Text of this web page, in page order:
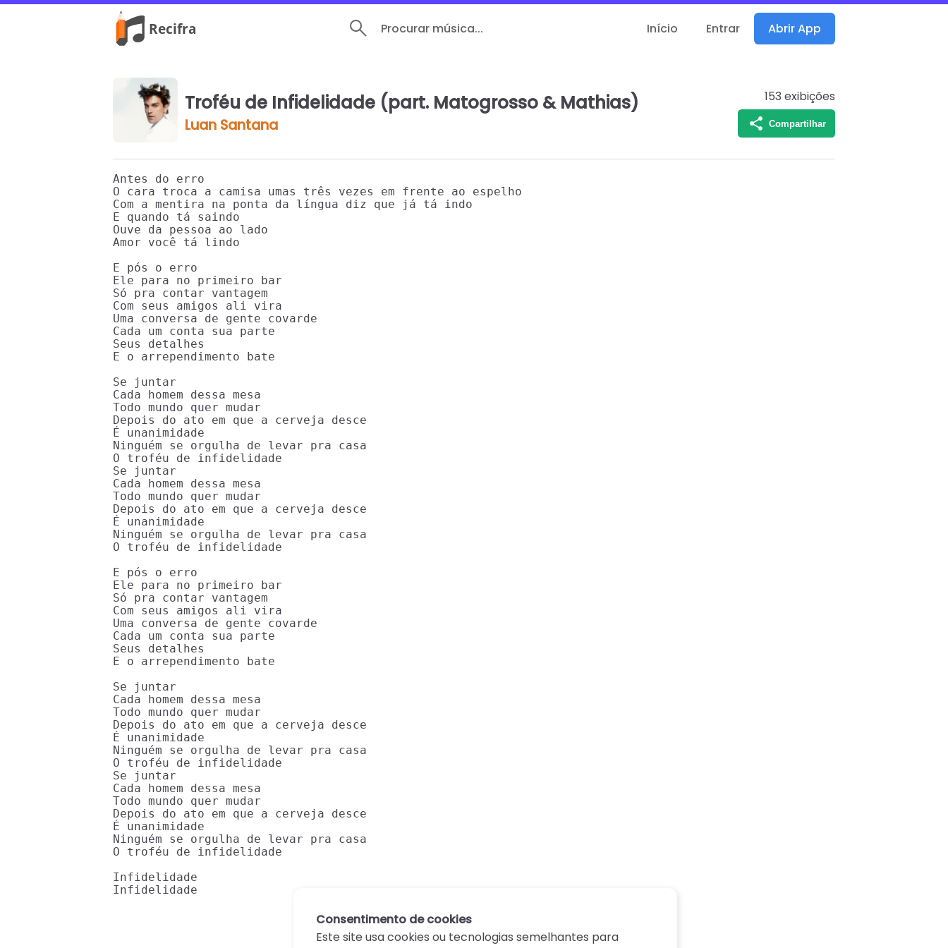
Procurar música... Início Entrar Abrir App
Troféu de Infidelidade (part. Matogrosso & Mathias)
Luan Santana
153 exibições
Compartilhar
Antes do erro
O cara troca a camisa umas três vezes em frente ao espelho
Com a mentira na ponta da língua diz que já tá indo
E quando tá saindo
Ouve da pessoa ao lado
Amor você tá lindo
E pós o erro
Ele para no primeiro bar
Só pra contar vantagem
Com seus amigos ali vira
Uma conversa de gente covarde
Cada um conta sua parte
Seus detalhes
E o arrependimento bate
Se juntar
Cada homem dessa mesa
Todo mundo quer mudar
Depois do ato em que a cerveja desce
É unanimidade
Ninguém se orgulha de levar pra casa
O troféu de infidelidade
Se juntar
Cada homem dessa mesa
Todo mundo quer mudar
Depois do ato em que a cerveja desce
É unanimidade
Ninguém se orgulha de levar pra casa
O troféu de infidelidade
E pós o erro
Ele para no primeiro bar
Só pra contar vantagem
Com seus amigos ali vira
Uma conversa de gente covarde
Cada um conta sua parte
Seus detalhes
E o arrependimento bate
Se juntar
Cada homem dessa mesa
Todo mundo quer mudar
Depois do ato em que a cerveja desce
É unanimidade
Ninguém se orgulha de levar pra casa
O troféu de infidelidade
Se juntar
Cada homem dessa mesa
Todo mundo quer mudar
Depois do ato em que a cerveja desce
É unanimidade
Ninguém se orgulha de levar pra casa
O troféu de infidelidade
Infidelidade
Infidelidade
Consentimento de cookies
Este site usa cookies ou tecnologias semelhantes para